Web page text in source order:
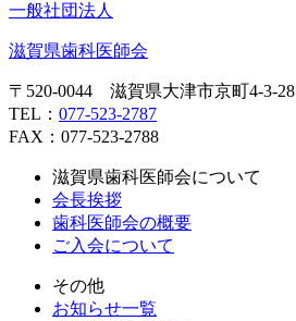
一般社団法人
滋賀県歯科医師会
〒520-0044 滋賀県大津市京町4-3-28
TEL： 077-523-2787
FAX：077-523-2788
滋賀県歯科医師会について
会長挨拶
歯科医師会の概要
ご入会について
その他
お知らせ一覧